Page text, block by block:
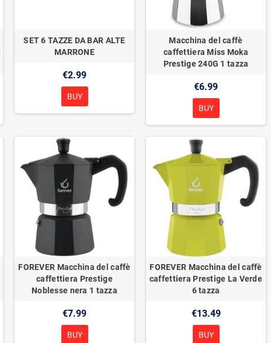
SET 6 TAZZE DA BAR ALTE
MARRONE
€2.99
BUY
Macchina del caffè
caffettiera Miss Moka
Prestige 240G 1 tazza
€6.99
BUY
FOREVER Macchina del caffè
caffettiera Prestige
Noblesse nera 1 tazza
€7.99
BUY
FOREVER Macchina del caffè
caffettiera Prestige La Verde
6 tazza
€13.49
BUY